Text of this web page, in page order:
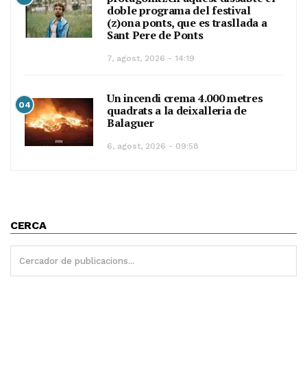
doble programa del festival
(z)ona ponts, que es trasllada a
Sant Pere de Ponts
7, agost, 2026 - 14:19
04
Un incendi crema 4.000 metres
quadrats a la deixalleria de
Balaguer
6, agost, 2026 - 09:58
CERCA